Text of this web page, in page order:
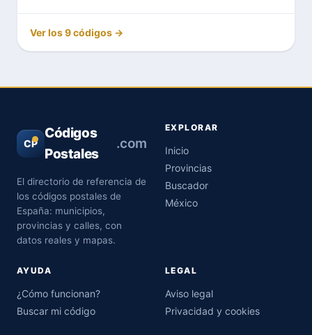
Ver los 9 códigos →
CP
Códigos
Postales
.com
El directorio de referencia de
los códigos postales de
España: municipios,
provincias y calles, con
datos reales y mapas.
EXPLORAR
Inicio
Provincias
Buscador
México
AYUDA
¿Cómo funcionan?
Buscar mi código
LEGAL
Aviso legal
Privacidad y cookies